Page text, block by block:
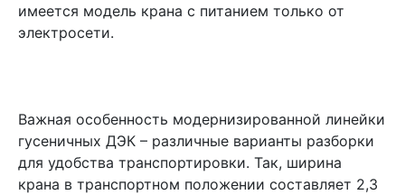
имеется модель крана с питанием только от
электросети.
Важная особенность модернизированной линейки
гусеничных ДЭК – различные варианты разборки
для удобства транспортировки. Так, ширина
крана в транспортном положении составляет 2,3